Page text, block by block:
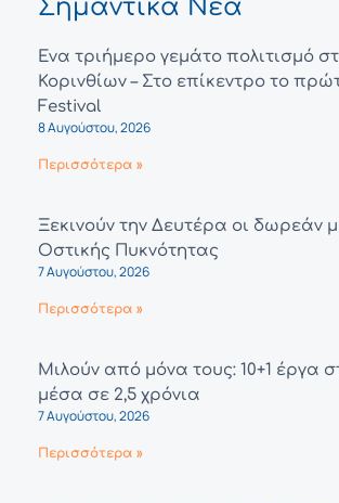
Σημαντικά Νέα
Ένα τριήμερο γεμάτο πολιτισμό
Κορινθίων – Στο επίκεντρο το
Festival
8 Αυγούστου, 2026
Περισσότερα »
Ξεκινούν την Δευτέρα οι δωρεάν
Οστικής Πυκνότητας
7 Αυγούστου, 2026
Περισσότερα »
Μιλούν από μόνα τους: 10+1 έργα
μέσα σε 2,5 χρόνια
7 Αυγούστου, 2026
Περισσότερα »